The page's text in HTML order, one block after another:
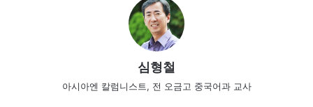
심형철
아시아엔 칼럼니스트, 전 오금고 중국어과 교사